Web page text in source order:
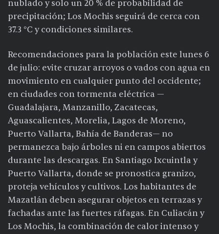
nublado y solo un 20 % de probabilidad de
precipitación; Los Mochis seguirá de cerca con
37.3 °C y condiciones similares.
Recomendaciones para la población este lunes 6
de julio: evite cruzar arroyos o vados con agua en
movimiento en cualquier punto del occidente;
en ciudades con tormenta eléctrica —
Guadalajara, Manzanillo, Zacatecas,
Aguascalientes, Morelia, Lagos de Moreno,
Puerto Vallarta, Bahía de Banderas— no
permanezca bajo árboles ni en campos abiertos
durante las descargas. En Santiago Ixcuintla y
Puerto Vallarta, donde se pronostica granizo,
proteja vehículos y cultivos. Los habitantes de
Mazatlán deben asegurar objetos en terrazas y
fachadas ante las fuertes ráfagas. En Culiacán y
Los Mochis, la combinación de calor intenso y